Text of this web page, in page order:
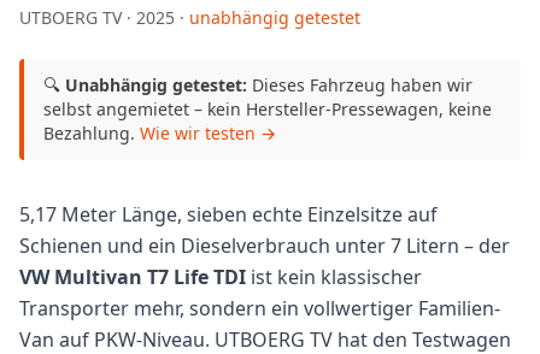
UTBOERG TV · 2025 · unabhängig getestet
🔍 Unabhängig getestet: Dieses Fahrzeug haben wir
selbst angemietet – kein Hersteller-Pressewagen, keine
Bezahlung. Wie wir testen →
5,17 Meter Länge, sieben echte Einzelsitze auf
Schienen und ein Dieselverbrauch unter 7 Litern – der
VW Multivan T7 Life TDI ist kein klassischer
Transporter mehr, sondern ein vollwertiger Familien-
Van auf PKW-Niveau. UTBOERG TV hat den Testwagen